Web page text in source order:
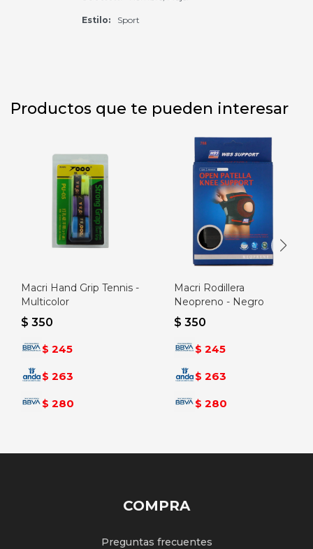
Estilo Sport
Productos que te pueden interesar
Macri Hand Grip Tennis -
Multicolor
$ 350
$ 245
$ 263
$ 280
Macri Rodillera
Neopreno - Negro
$ 350
$ 245
$ 263
$ 280
COMPRA
Preguntas frecuentes